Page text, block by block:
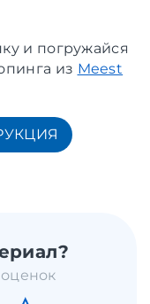
и погружайся
из Meest